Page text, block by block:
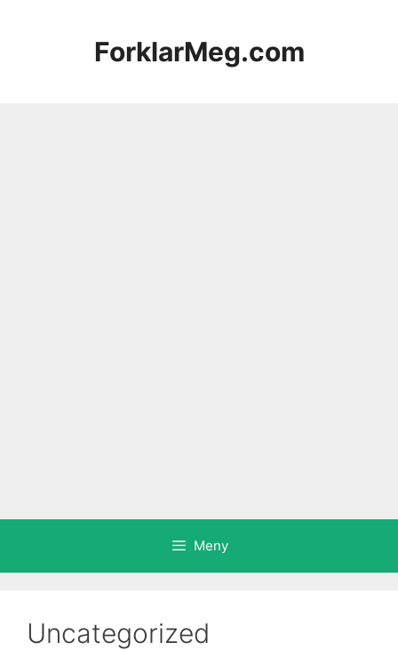
ForklarMeg.com
Meny
Uncategorized